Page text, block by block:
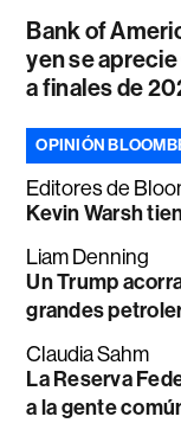
Bank of
yen se
a finales de
OPINIÓN
Editores de
Kevin Warsh
Liam Denning
Un Trump
grandes
Claudia Sahm
La Reserva
a la gente